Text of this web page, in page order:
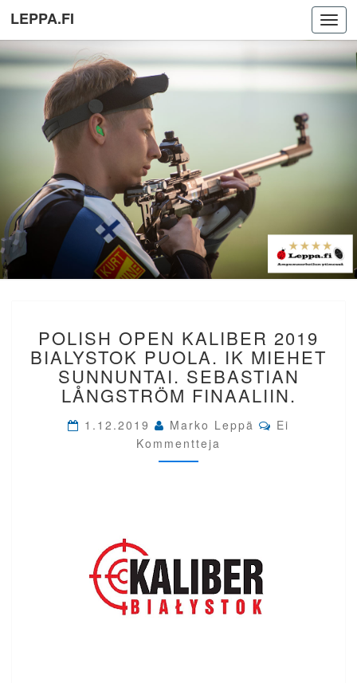
LEPPA.FI
OPEN
KALIBER
2019
BIALYSTOK
PUOLA.
MIEHET
SUNNUNTAI.
SEBASTIAN
POLISH OPEN KALIBER 2019
BIALYSTOK PUOLA. IK MIEHET
SUNNUNTAI. SEBASTIAN
LÅNGSTRÖM FINAALIIN.
1.12.2019 Marko Leppä Comments
Ei
Kommentteja